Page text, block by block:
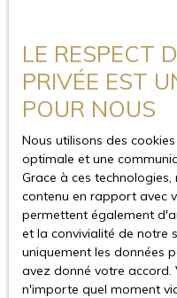
famille », de
financière, de se
soucieux de
métier, de
LeCabinet
entreprise
tous ses
avancer le métier
personnes
passionnées par
LE RESPECT
PRIVÉE EST
POUR NOUS
Nous utilisons des
optimale et une
Grace à ces
contenu en rapport avec
permettent également
et la convivialité de notre
uniquement les données
avez donné votre accord.
n'importe quel moment